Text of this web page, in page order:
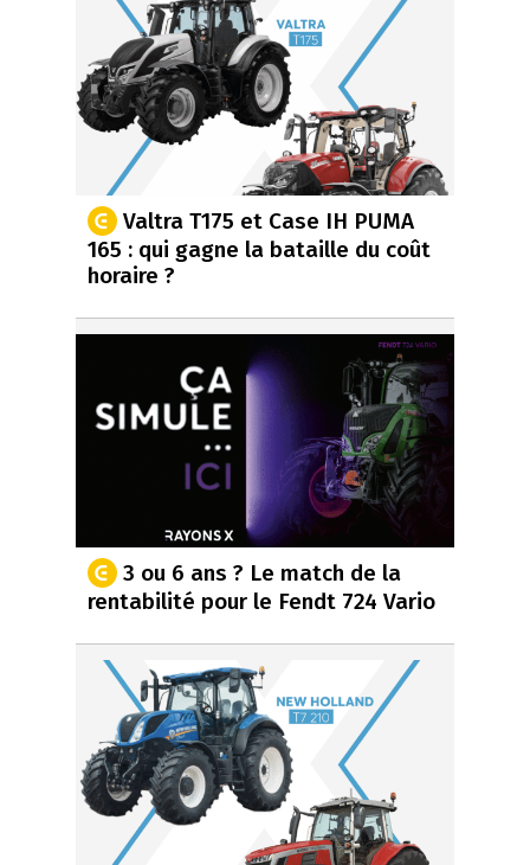
Valtra T175 et Case IH PUMA
165 : qui gagne la bataille du coût
horaire ?
3 ou 6 ans ? Le match de la
rentabilité pour le Fendt 724 Vario